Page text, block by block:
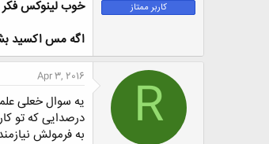
کاربر ممتاز
خوب لينوكس فكر
اگه مس اكسيد
R
Apr 3, 2016
یه سوال خعلی
درصدایی که تو
به فرمولش